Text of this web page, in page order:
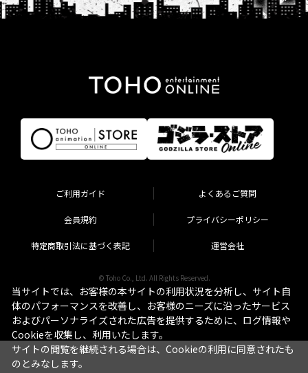
ご利用ガイド よくあるご質問
会員規約 プライバシーポリシー
特定商取引法に基づく表記 運営会社
© Toho Co., Ltd. All Rights Reserved.
当サイトでは、お客様の本サイトの利用状況を分析し、サイト自
体のパフォーマンスを改善し、お客様のニーズに沿ったサービス
およびパーソナライズされた広告を提供するために、ログ情報や
Cookieを収集し、利用いたします。
サイトの閲覧を継続される場合は、Cookieの利用に同意されたも
のとみなします。